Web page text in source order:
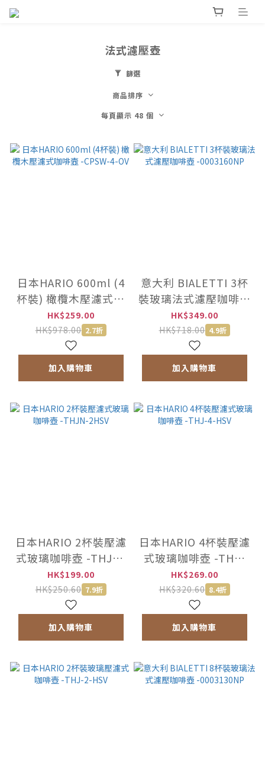
法式濾壓壺
篩選
商品排序
每頁顯示 48 個
日本HARIO 600ml (4
杯裝) 橄欖木壓濾式咖
啡壼 -CPSW-4-OV
HK$259.00
HK$978.00 2.7折
加入購物車
意大利 BIALETTI 3杯
裝玻璃法式濾壓咖啡壺
-0003160NP
HK$349.00
HK$718.00 4.9折
加入購物車
日本HARIO 2杯裝壓濾
式玻璃咖啡壺 -THJN-
2HSV
HK$199.00
HK$250.60 7.9折
加入購物車
日本HARIO 4杯裝壓濾
式玻璃咖啡壺 -THJ-
4-HSV
HK$269.00
HK$320.60 8.4折
加入購物車